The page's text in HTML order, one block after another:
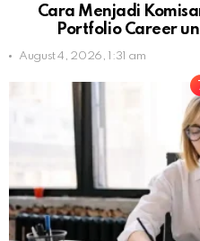
Cara Menjadi
Portfolio Career
August 4, 2026, 1:31 am